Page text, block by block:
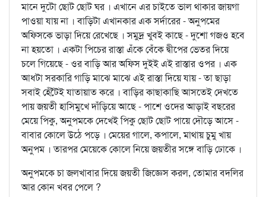
মানে দুটো ছোট ছোট ঘর । এখানে এর চাইতে ভাল থাকার জায়গা
পাওয়া যায় না । বাড়িটা এখানকার এক সর্দারের - অনুপমের
অফিসকে ভাড়া দিয়ে রেখেছে । সমুদ্র খুবই কাছে - দুশো গজও হবে
না হয়তো । একটা পিচের রাস্তা এঁকে বেঁকে দ্বীপের ভেতর দিয়ে
চলে গিয়েছে - ওর বাড়ি আর অফিস দুইই এই রাস্তার ওপর । এক
আধটা সরকারি গাড়ি মাঝে মাঝে এই রাস্তা দিয়ে যায় - তা ছাড়া
সবাই হেঁটৈই যাতায়াত করে । বাড়ির কাছাকাছি আসতেই দেখতে
পায় জয়তী হাসিমুখে দাঁড়িয়ে আছে - পাশে ওদের আড়াই বছরের
মেয়ে পিকু, অনুপমকে দেখেই পিকু ছোট ছোট পায়ে দৌড়ে আসে -
বাবার কোলে উঠে পড়ে । মেয়ের গালে, কপালে, মাথায় চুমু খায়
অনুপম । তারপর মেয়েকে কোলে নিয়ে জয়তীর সঙ্গে বাড়ি ঢোকে ।
অনুপমকে চা জলখাবার দিয়ে জয়তী জিজ্ঞেস করল, তোমার বদলির
আর কোন খবর পেলে ?